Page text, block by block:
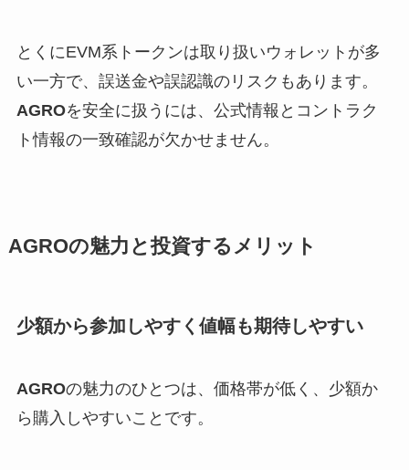
とくにEVM系トークンは取り扱いウォレットが多
い一方で、誤送金や誤認識のリスクもあります。
AGROを安全に扱うには、公式情報とコントラク
ト情報の一致確認が欠かせません。
AGROの魅力と投資するメリット
少額から参加しやすく値幅も期待しやすい
AGROの魅力のひとつは、価格帯が低く、少額か
ら購入しやすいことです。